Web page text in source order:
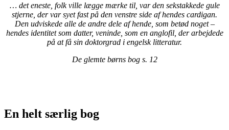
… det eneste, folk ville lægge mærke til, var den sekstakkede gule
stjerne, der var syet fast på den venstre side af hendes cardigan.
Den udviskede alle de andre dele af hende, som betød noget –
hendes identitet som datter, veninde, som en anglofil, der arbejdede
på at få sin doktorgrad i engelsk litteratur.
De glemte børns bog s. 12
En helt særlig bog